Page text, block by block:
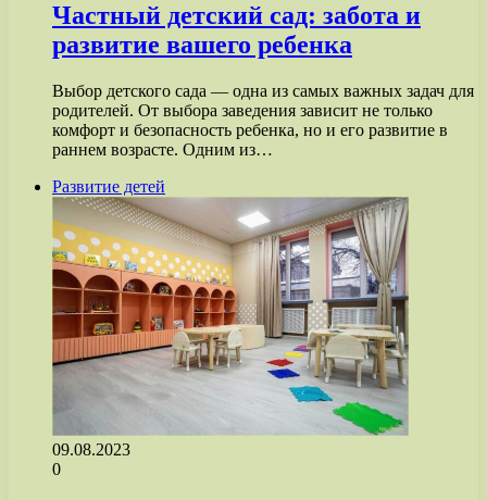
Частный детский сад: забота и
развитие вашего ребенка
Выбор детского сада — одна из самых важных задач для
родителей. От выбора заведения зависит не только
комфорт и безопасность ребенка, но и его развитие в
раннем возрасте. Одним из…
Развитие детей
09.08.2023
0